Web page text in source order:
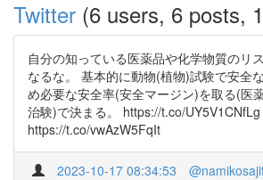
Twitter (6 users, 6 posts,
自分の知っている医薬品や化学物質のリ
なるな。 基本的に動物(植物)試験で安全
め必要な安全率(安全マージン)を取る(医
治験)で決まる。 https://t.co/UY5V1CNfLg
https://t.co/vwAzW5FqIt
2023-10-17 08:34:53